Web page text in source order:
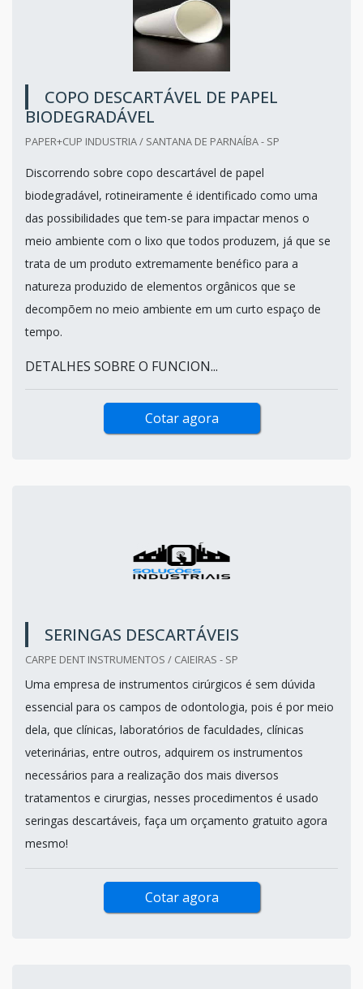
COPO DESCARTÁVEL DE PAPEL
BIODEGRADÁVEL
PAPER+CUP INDUSTRIA / SANTANA DE PARNAÍBA - SP
Discorrendo sobre copo descartável de papel
biodegradável, rotineiramente é identificado como uma
das possibilidades que tem-se para impactar menos o
meio ambiente com o lixo que todos produzem, já que se
trata de um produto extremamente benéfico para a
natureza produzido de elementos orgânicos que se
decompõem no meio ambiente em um curto espaço de
tempo.
DETALHES SOBRE O FUNCION...
Cotar agora
SERINGAS DESCARTÁVEIS
CARPE DENT INSTRUMENTOS / CAIEIRAS - SP
Uma empresa de instrumentos cirúrgicos é sem dúvida
essencial para os campos de odontologia, pois é por meio
dela, que clínicas, laboratórios de faculdades, clínicas
veterinárias, entre outros, adquirem os instrumentos
necessários para a realização dos mais diversos
tratamentos e cirurgias, nesses procedimentos é usado
seringas descartáveis, faça um orçamento gratuito agora
mesmo!
Cotar agora